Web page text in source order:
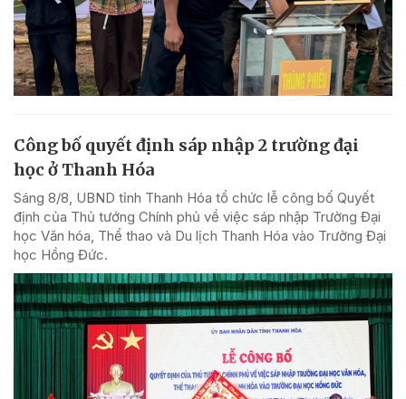
Công bố quyết định sáp nhập 2 trường đại
học ở Thanh Hóa
Sáng 8/8, UBND tỉnh Thanh Hóa tổ chức lễ công bố Quyết
định của Thủ tướng Chính phủ về việc sáp nhập Trường Đại
học Văn hóa, Thể thao và Du lịch Thanh Hóa vào Trường Đại
học Hồng Đức.